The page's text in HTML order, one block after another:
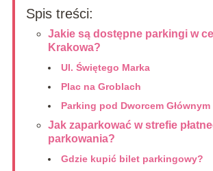
Spis treści:
Jakie są dostępne parkingi w
Krakowa?
Ul. Świętego Marka
Plac na Groblach
Parking pod Dworcem Głównym
Jak zaparkować w strefie
parkowania?
Gdzie kupić bilet parkingowy?